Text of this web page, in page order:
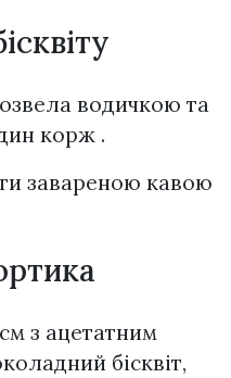
водичкою та
корж .
завареною кавою
з ацетатним
бісквіт,